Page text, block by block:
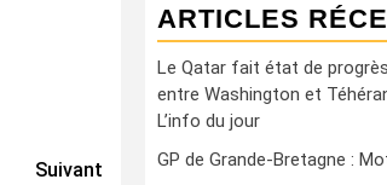
Suivant
ARTICLES
Le Qatar fait état de
entre Washington et
L’info du jour
GP de Grande-Bretagne :